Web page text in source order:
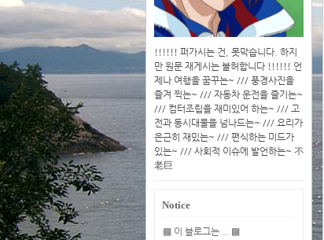
!!!!!! 퍼가시는 건, 못막습니다. 하지
만 원문 재게시는 불허합니다 !!!!!! 언
제나 여행을 꿈꾸는~ /// 풍경사진을
즐겨 찍는~ /// 자동차 운전을 즐기는~
/// 컴터조립을 재미있어 하는~ /// 고
전과 동시대물을 넘나드는~ /// 요리가
은근히 재밌는~ /// 편식하는 미드가
있는~ /// 사회적 이슈에 발언하는~ 不
老巨
Notice
▩ 이 블로그는... ▩